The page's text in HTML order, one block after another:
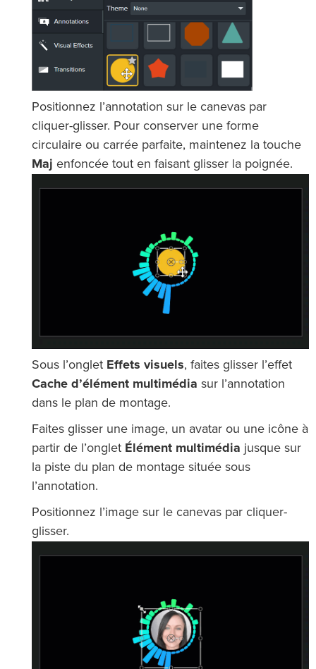
Positionnez l’annotation sur le canevas par
cliquer-glisser. Pour conserver une forme
circulaire ou carrée parfaite, maintenez la touche
Maj enfoncée tout en faisant glisser la poignée.
Sous l’onglet Effets visuels, faites glisser l’effet
Cache d’élément multimédia sur l’annotation
dans le plan de montage.
Faites glisser une image, un avatar ou une icône à
partir de l’onglet Élément multimédia jusque sur
la piste du plan de montage située sous
l’annotation.
Positionnez l’image sur le canevas par cliquer-
glisser.